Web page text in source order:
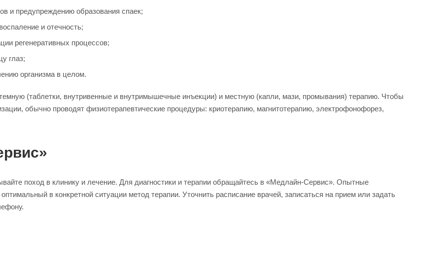
и предупреждению образования спаек;
и отечность;
регенеративных процессов;
глаз;
организма в целом.
(таблетки, внутривенные и внутримышечные инъекции) и местную (капли, мази, промывания) терапию. Чтобы
обычно проводят физиотерапевтические процедуры: криотерапию, магнитотерапию, электрофонофорез,
поход в клинику и лечение. Для диагностики и терапии обращайтесь в «Медлайн-Сервис». Опытные
в конкретной ситуации метод терапии. Уточнить расписание врачей, записаться на прием или задать